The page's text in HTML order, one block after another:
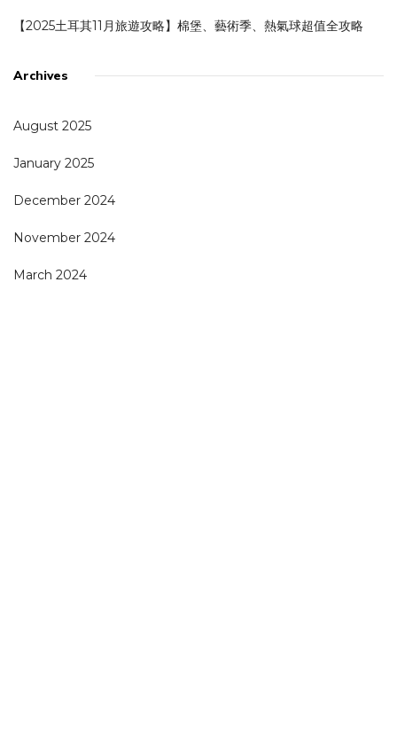
【2025土耳其11月旅遊攻略】棉堡、藝術季、熱氣球超值全攻略
Archives
August 2025
January 2025
December 2024
November 2024
March 2024